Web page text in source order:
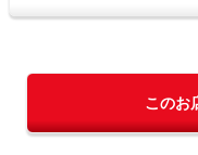
このお